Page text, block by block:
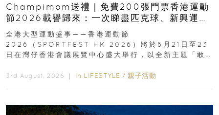
Champimom送禮｜免費200張門票香港運動
節2026載譽歸來：一次睇盡匹克球、新興運
動、街舞比賽＋逾百運動品牌展覽
全港大型運動盛事——香港運動節
2026（SPORTFEST HK 2026）將於8月21日至23
日在灣仔香港會議展覽中心盛大舉行，以全新主題「敢
3rd August, 2026 ｜ In LIFESTYLE / 親子活動